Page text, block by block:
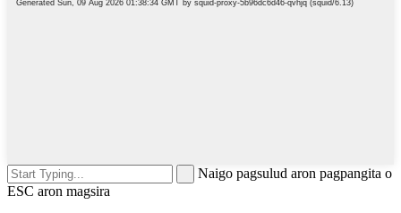
Naigo pagsulud aron pagpangita o
ESC aron magsira